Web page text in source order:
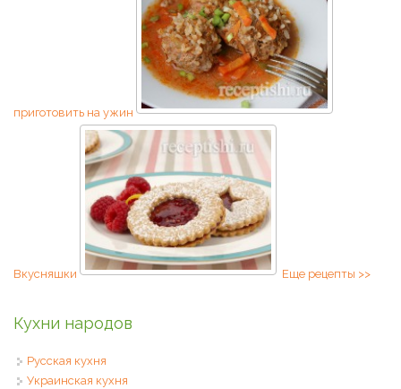
приготовить на ужин
Вкусняшки Еще рецепты >>
Кухни народов
Русская кухня
Украинская кухня